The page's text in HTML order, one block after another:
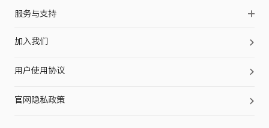
OpenFit Pro
OpenFit 2
OpenFit
品牌伙伴
品牌动态
服务与支持
门店查询
加入我们
用户使用协议
官网隐私政策